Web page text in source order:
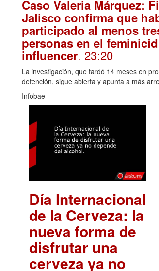
Caso Valeria Márquez:
Jalisco confirma que
participado al menos
personas en el
influencer. 23:20
La investigación, que tardó 14 meses en
detención, sigue abierta y apunta a más
Infobae
Día Internacional
de la Cerveza: la
nueva forma de
disfrutar una
cerveza ya no